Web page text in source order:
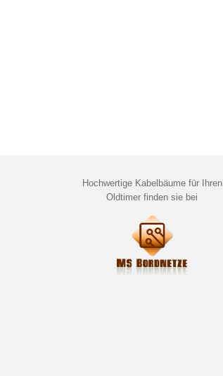
Hochwertige Kabelbäume für Ihren
Oldtimer finden sie bei